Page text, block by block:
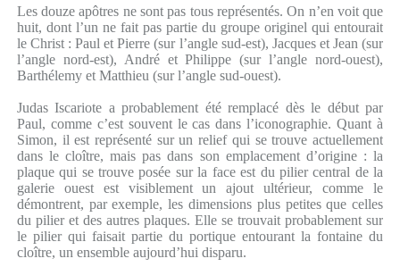
Les douze apôtres ne sont pas tous représentés. On n’en voit que
huit, dont l’un ne fait pas partie du groupe originel qui entourait
le Christ : Paul et Pierre (sur l’angle sud-est), Jacques et Jean (sur
l’angle nord-est), André et Philippe (sur l’angle nord-ouest),
Barthélemy et Matthieu (sur l’angle sud-ouest).
Judas Iscariote a probablement été remplacé dès le début par
Paul, comme c’est souvent le cas dans l’iconographie. Quant à
Simon, il est représenté sur un relief qui se trouve actuellement
dans le cloître, mais pas dans son emplacement d’origine : la
plaque qui se trouve posée sur la face est du pilier central de la
galerie ouest est visiblement un ajout ultérieur, comme le
démontrent, par exemple, les dimensions plus petites que celles
du pilier et des autres plaques. Elle se trouvait probablement sur
le pilier qui faisait partie du portique entourant la fontaine du
cloître, un ensemble aujourd’hui disparu.